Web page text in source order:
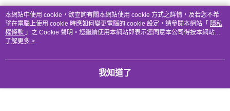
熱門標籤
本網站中使用 cookie，欲查詢有關本網站使用 cookie 方式之詳情，及若您不希
望在電腦上使用 cookie 時應如何變更電腦的 cookie 設定，請參閱本網站「 隱私
權條款 」之 Cookie 聲明。您繼續使用本網站即表示您同意本公司得按本網站使
用條款之 Cookie 聲明使用 cookie。
了解更多 >
我知道了